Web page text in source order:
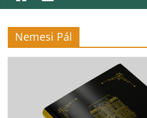
Nemesi Pál